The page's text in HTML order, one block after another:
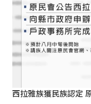
西拉雅族獲民族認定